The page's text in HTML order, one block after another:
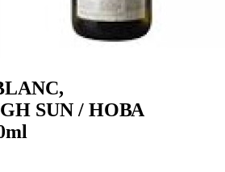
SUN / НОВА